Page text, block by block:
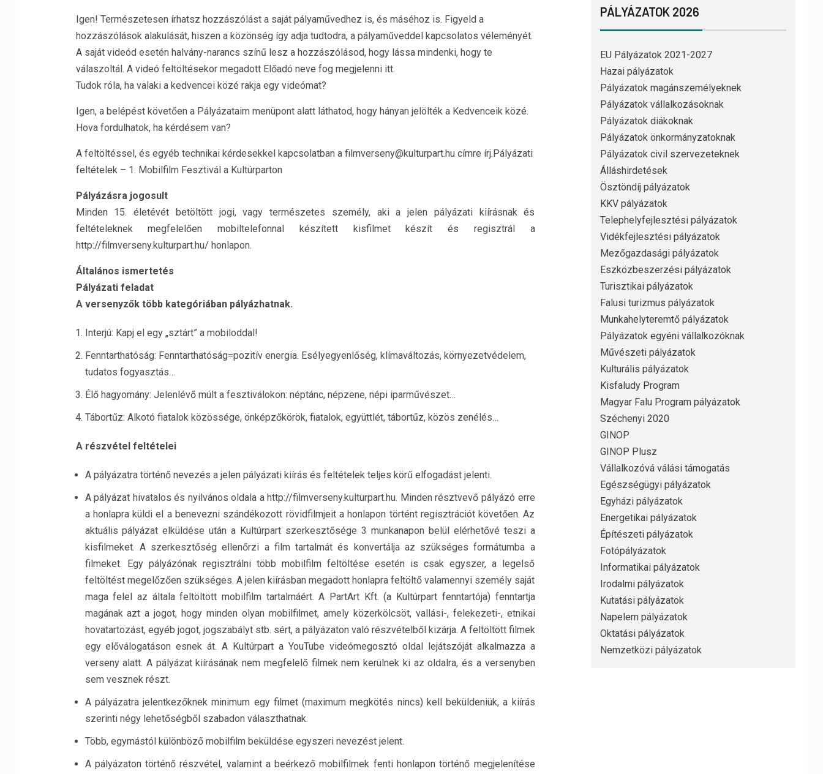
Igen! Természetesen írhatsz hozzászólást a saját pályaművedhez is, és máséhoz is. Figyeld a
hozzászólások alakulását, hiszen a közönség így adja tudtodra, a pályaműveddel kapcsolatos véleményét.
A saját videód esetén halvány-narancs színű lesz a hozzászólásod, hogy lássa mindenki, hogy te
válaszoltál. A videó feltöltésekor megadott Előadó neve fog megjelenni itt.
Tudok róla, ha valaki a kedvencei közé rakja egy videómat?
Igen, a belépést követően a Pályázataim menüpont alatt láthatod, hogy hányan jelölték a Kedvenceik közé.
Hova fordulhatok, ha kérdésem van?
A feltöltéssel, és egyéb technikai kérdesekkel kapcsolatban a filmverseny@kulturpart.hu címre írj.Pályázati
feltételek – 1. Mobilfilm Fesztivál a Kultúrparton
Pályázásra jogosult
Minden 15. életévét betöltött jogi, vagy természetes személy, aki a jelen pályázati kiírásnak és
feltételeknek megfelelően mobiltelefonnal készített kisfilmet készít és regisztrál a
http://filmverseny.kulturpart.hu/ honlapon.
Általános ismertetés
Pályázati feladat
A versenyzők több kategóriában pályázhatnak.
Interjú: Kapj el egy „sztárt” a mobiloddal!
Fenntarthatóság: Fenntarthatóság=pozitív energia. Esélyegyenlőség, klímaváltozás, környezetvédelem,
tudatos fogyasztás…
Élő hagyomány: Jelenlévő múlt a fesztiválokon: néptánc, népzene, népi iparművészet…
Tábortűz: Alkotó fiatalok közössége, önképzőkörök, fiatalok, együttlét, tábortűz, közös zenélés…
A részvétel feltételei
A pályázatra történő nevezés a jelen pályázati kiírás és feltételek teljes körű elfogadást jelenti.
A pályázat hivatalos és nyilvános oldala a http://filmverseny.kulturpart.hu. Minden résztvevő pályázó erre
a honlapra küldi el a benevezni szándékozott rövidfilmjeit a honlapon történt regisztrációt követően. Az
aktuális pályázat elküldése után a Kultúrpart szerkesztősége 3 munkanapon belül elérhetővé teszi a
kisfilmeket. A szerkesztőség ellenőrzi a film tartalmát és konvertálja az szükséges formátumba a
filmeket. Egy pályázónak regisztrálni több mobilfilm feltöltése esetén is csak egyszer, a legelső
feltöltést megelőzően szükséges. A jelen kiírásban megadott honlapra feltöltő valamennyi személy saját
maga felel az általa feltöltött mobilfilm tartalmáért. A PartArt Kft. (a Kultúrpart fenntartója) fenntartja
magának azt a jogot, hogy minden olyan mobilfilmet, amely közerkölcsöt, vallási-, felekezeti-, etnikai
hovatartozást, egyéb jogot, jogszabályt stb. sért, a pályázaton való részvételből kizárja. A feltöltött filmek
egy előválogatáson esnek át. A Kultúrpart a YouTube videómegosztó oldal lejátszóját alkalmazza a
verseny alatt. A pályázat kiírásának nem megfelelő filmek nem kerülnek ki az oldalra, és a versenyben
sem vesznek részt.
A pályázatra jelentkezőknek minimum egy filmet (maximum megkötés nincs) kell beküldeniük, a kiírás
szerinti négy lehetőségből szabadon választhatnak.
Több, egymástól különböző mobilfilm beküldése egyszeri nevezést jelent.
A pályázaton történő részvétel, valamint a beérkező mobilfilmek fenti honlapon történő megjelenítése
PÁLYÁZATOK 2026
EU Pályázatok 2021-2027
Hazai pályázatok
Pályázatok magánszemélyeknek
Pályázatok vállalkozásoknak
Pályázatok diákoknak
Pályázatok önkormányzatoknak
Pályázatok civil szervezeteknek
Álláshirdetések
Ösztöndíj pályázatok
KKV pályázatok
Telephelyfejlesztési pályázatok
Vidékfejlesztési pályázatok
Mezőgazdasági pályázatok
Eszközbeszerzési pályázatok
Turisztikai pályázatok
Falusi turizmus pályázatok
Munkahelyteremtő pályázatok
Pályázatok egyéni vállalkozóknak
Művészeti pályázatok
Kulturális pályázatok
Kisfaludy Program
Magyar Falu Program pályázatok
Széchenyi 2020
GINOP
GINOP Plusz
Vállalkozóvá válási támogatás
Egészségügyi pályázatok
Egyházi pályázatok
Energetikai pályázatok
Építészeti pályázatok
Fotópályázatok
Informatikai pályázatok
Irodalmi pályázatok
Kutatási pályázatok
Napelem pályázatok
Oktatási pályázatok
Nemzetközi pályázatok